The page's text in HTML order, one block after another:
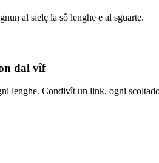
al sielç la sô lenghe e al sguarte.
dal vîf
lenghe. Condivît un link, ogni